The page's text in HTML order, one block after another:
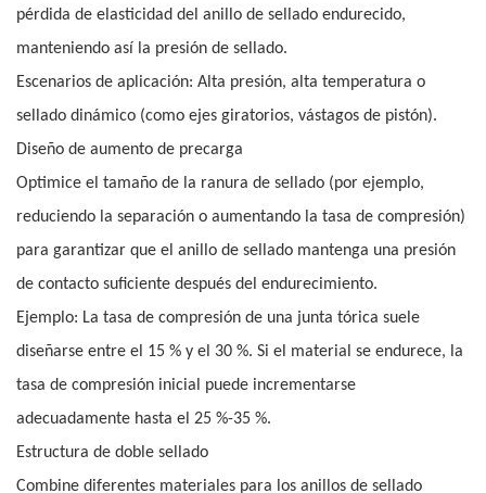
pérdida de elasticidad del anillo de sellado endurecido,
manteniendo así la presión de sellado.
Escenarios de aplicación: Alta presión, alta temperatura o
sellado dinámico (como ejes giratorios, vástagos de pistón).
Diseño de aumento de precarga
Optimice el tamaño de la ranura de sellado (por ejemplo,
reduciendo la separación o aumentando la tasa de compresión)
para garantizar que el anillo de sellado mantenga una presión
de contacto suficiente después del endurecimiento.
Ejemplo: La tasa de compresión de una junta tórica suele
diseñarse entre el 15 % y el 30 %. Si el material se endurece, la
tasa de compresión inicial puede incrementarse
adecuadamente hasta el 25 %-35 %.
Estructura de doble sellado
Combine diferentes materiales para los anillos de sellado